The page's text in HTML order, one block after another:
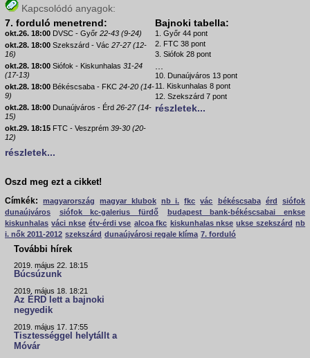
Kapcsolódó anyagok:
7. forduló menetrend:
okt.26. 18:00 DVSC - Győr 22-43 (9-24)
okt.28. 18:00 Szekszárd - Vác 27-27 (12-
16)
okt.28. 18:00 Siófok - Kiskunhalas 31-24
(17-13)
okt.28. 18:00 Békéscsaba - FKC 24-20 (14-
9)
okt.28. 18:00 Dunaújváros - Érd 26-27 (14-
15)
okt.29. 18:15 FTC - Veszprém 39-30 (20-
12)
részletek...
Bajnoki tabella:
1. Győr 44 pont
2. FTC 38 pont
3. Siófok 28 pont
...
10. Dunaújváros 13 pont
11. Kiskunhalas 8 pont
12. Szekszárd 7 pont
részletek...
Oszd meg ezt a cikket!
Címkék:
magyarország magyar klubok nb i. fkc vác békéscsaba érd
siófok
dunaújváros
siófok kc-galerius fürdő
budapest bank-békéscsabai enkse
kiskunhalas váci nkse étv-érdi vse alcoa fkc kiskunhalas nkse ukse szekszárd nb
i. nők 2011-2012 szekszárd dunaújvárosi regale klíma 7. forduló
További hírek
2019. május 22. 18:15
Búcsúzunk
2019. május 18. 18:21
Az ÉRD lett a bajnoki
negyedik
2019. május 17. 17:55
Tisztességgel helytállt a
Móvár